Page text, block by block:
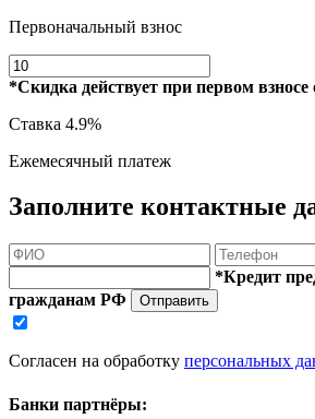
Первоначальный взнос
*Скидка действует при первом взносе
Ставка 4.9%
Ежемесячный платеж
Заполните контактные
*Кредит
гражданам РФ
Отправить
Согласен на обработку персональных
Банки партнёры: